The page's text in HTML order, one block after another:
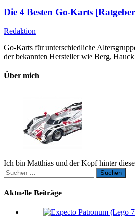
Die 4 Besten Go-Karts
Redaktion
Go-Karts für unterschiedliche
der bekannten Hersteller wie Berg,
Über mich
Ich bin Matthias und der Kopf hinter
Suchen
nach:
Aktuelle Beiträge